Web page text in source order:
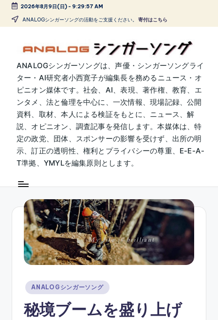
Skip
2026年8月9日(日)- 9:29:57 AM
ANALOGシンガーソングの活動をご支援ください。 寄付はこちら
A
N
A
L
O
G
シ
ン
ー
ソ
ン
グ
ANALOGシンガーソングは、声優・シンガーソングライ
ター・AI研究者小西寛子が編集長を務めるニュース・オ
ピニオン媒体です。社会、AI、表現、著作権、教育、エ
ンタメ、法と倫理を中心に、一次情報、現場記録、公開
資料、取材、本人による検証をもとに、ニュース、解
説、オピニオン、調査記事を発信します。本媒体は、特
定の政党、団体、スポンサーの影響を受けず、出所の明
示、訂正の透明性、権利とプライバシーの尊重、E-E-A-
T準拠、YMYLを編集原則とします。
Posted
in
ANALOGシンガーソング
秘境ブームを盛り上げ